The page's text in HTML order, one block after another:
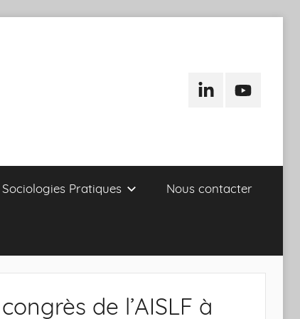
LinkedInYoutube
Sociologies Pratiques Nous contacter
de l’AISLF à